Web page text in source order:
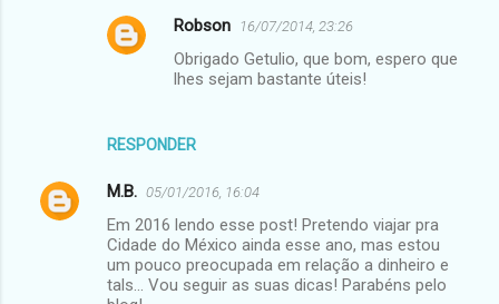
RESPONDER
Robson 16/07/2014, 23:26
Obrigado Getulio, que bom, espero que
lhes sejam bastante úteis!
M.B. 05/01/2016, 16:04
Em 2016 lendo esse post! Pretendo viajar pra
Cidade do México ainda esse ano, mas estou
um pouco preocupada em relação a dinheiro e
tals... Vou seguir as suas dicas! Parabéns pelo